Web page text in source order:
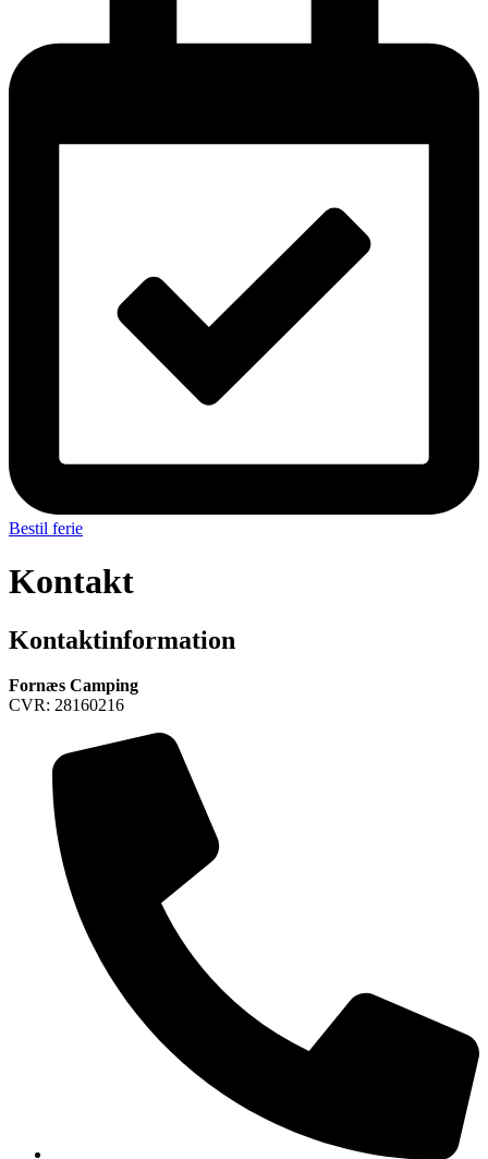
Bestil ferie
Kontakt
Kontaktinformation
Fornæs Camping
CVR: 28160216